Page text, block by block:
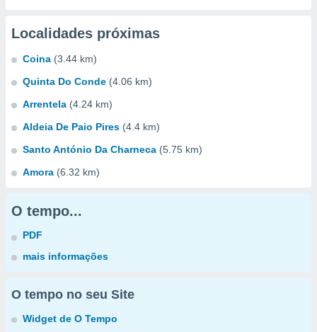
Localidades próximas
Coina (3.44 km)
Quinta Do Conde (4.06 km)
Arrentela (4.24 km)
Aldeia De Paio Pires (4.4 km)
Santo António Da Charneca (5.75 km)
Amora (6.32 km)
O tempo...
PDF
mais informações
O tempo no seu Site
Widget de O Tempo